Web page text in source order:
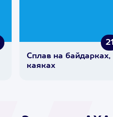
21
Сплав на байдарках,
каяках